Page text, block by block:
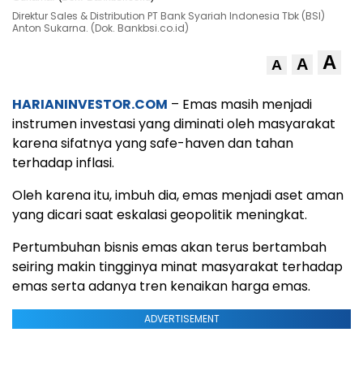
Direktur Sales & Distribution PT Bank Syariah Indonesia Tbk (BSI)
Anton Sukarna. (Dok. Bankbsi.co.id)
A A A
HARIANINVESTOR.COM – Emas masih menjadi
instrumen investasi yang diminati oleh masyarakat
karena sifatnya yang safe-haven dan tahan
terhadap inflasi.
Oleh karena itu, imbuh dia, emas menjadi aset aman
yang dicari saat eskalasi geopolitik meningkat.
Pertumbuhan bisnis emas akan terus bertambah
seiring makin tingginya minat masyarakat terhadap
emas serta adanya tren kenaikan harga emas.
ADVERTISEMENT